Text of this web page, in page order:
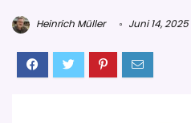
Heinrich Müller Juni 14, 2025